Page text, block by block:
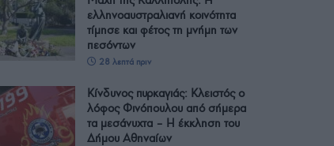
ελληνοαυστραλιανή κοινότητα
τίμησε και φέτος τη μνήμη των
πεσόντων
28 λεπτά πριν
Κίνδυνος πυρκαγιάς: Κλειστός ο
λόφος Φινόπουλου από σήμερα
τα μεσάνυχτα – Η έκκληση του
Δήμου Αθηναίων